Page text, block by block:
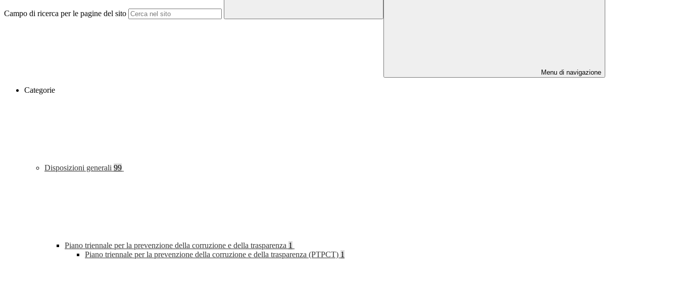
Campo di ricerca per le pagine del sito
Menu di navigazione
Categorie
Disposizioni generali 99
Piano triennale per la prevenzione della corruzione e della trasparenza 1
Piano triennale per la prevenzione della corruzione e della trasparenza (PTPCT) 1